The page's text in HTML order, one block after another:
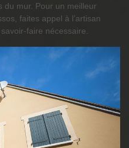
du mur. Pour un meilleur
faites appel à l’artisan
faire nécessaire.